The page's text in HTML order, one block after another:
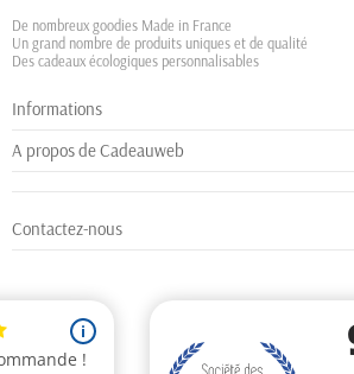
De nombreux goodies Made in France
Un grand nombre de produits uniques et de qualité
Des cadeaux écologiques personnalisables
Informations
A propos de Cadeauweb
Contactez-nous